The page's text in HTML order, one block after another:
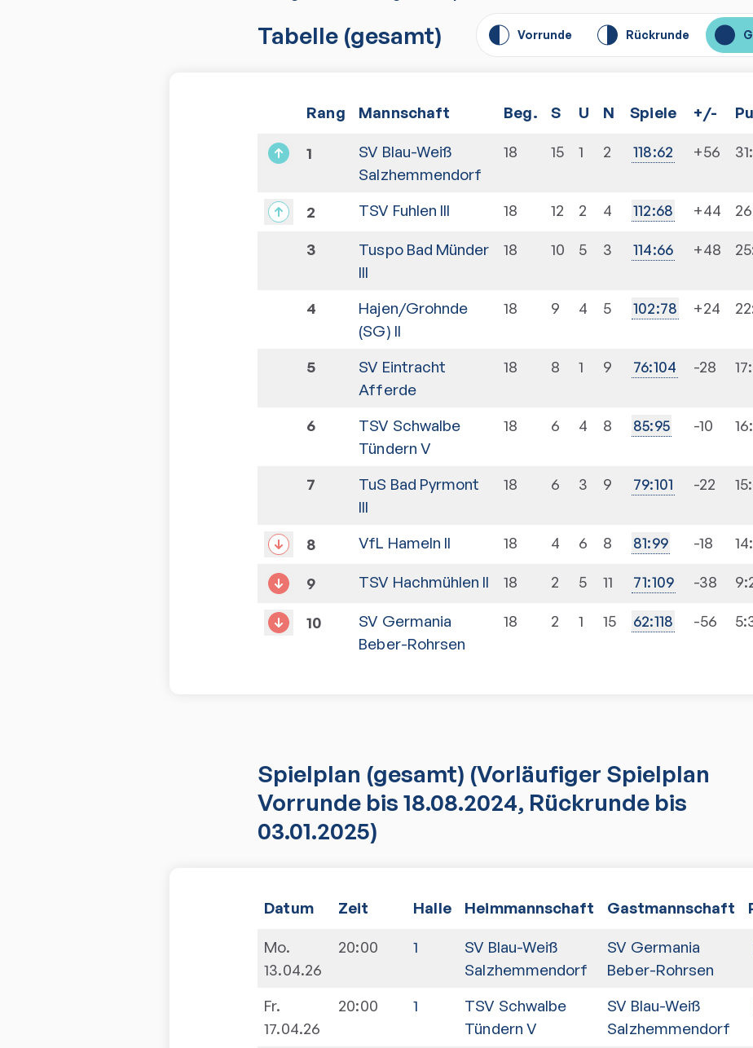
Tabelle (gesamt) Vorrunde Rückrunde
Rang Mannschaft Beg. S U N Spiele +/-
1
SV Blau-Weiß
Salzhemmendorf
18 15 1 2 118:62 +56 31:
2 TSV Fuhlen III 18 12 2 4 112:68 +44 26
3
Tuspo Bad Münder
III
18 10 5 3 114:66 +48 25
4
Hajen/Grohnde
(SG) II
18 9 4 5 102:78 +24 22
5
SV Eintracht
Afferde
18 8 1 9 76:104 -28 17:
6
TSV Schwalbe
Tündern V
18 6 4 8 85:95 -10 16:
7
TuS Bad Pyrmont
III
18 6 3 9 79:101 -22 15:
8 VfL Hameln II 18 4 6 8 81:99 -18 14:
9 TSV Hachmühlen II 18 2 5 11 71:109 -38 9:
10
SV Germania
Beber-Rohrsen
18 2 1 15 62:118 -56 5:
Spielplan (gesamt) (Vorläufiger Spielplan
Vorrunde bis 18.08.2024, Rückrunde bis
03.01.2025)
Datum Zeit Halle Heimmannschaft Gastmannschaft
Mo.
13.04.26
20:00 1
SV Blau-Weiß
Salzhemmendorf
SV Germania
Beber-Rohrsen
Fr.
17.04.26
20:00 1
TSV Schwalbe
Tündern V
SV Blau-Weiß
Salzhemmendorf